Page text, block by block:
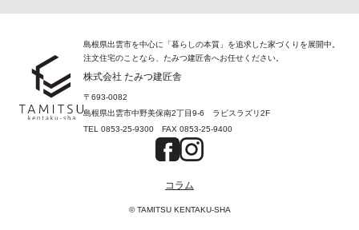
島根県出雲市を中心に「暮らしの本質」を追求した家づくりを展開中。
注文住宅のことなら、たみつ建匠舎へお任せください。
株式会社 たみつ建匠舎
〒693-0082
島根県出雲市中野美保南2丁目9-6 ラピスラズリ2F
TEL 0853-25-9300 FAX 0853-25-9400
コラム
© TAMITSU KENTAKU-SHA